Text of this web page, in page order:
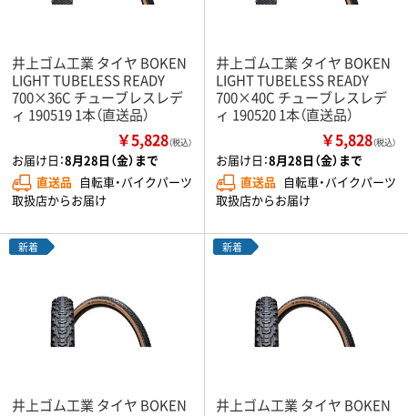
井上ゴム工業 タイヤ BOKEN
LIGHT TUBELESS READY
700×36C チューブレスレデ
ィ 190519 1本（直送品）
￥5,828（税込）
お届け日：8月28日（金）まで
直送品 自転車・バイクパーツ
取扱店からお届け
井上ゴム工業 タイヤ BOKEN
LIGHT TUBELESS READY
700×40C チューブレスレデ
ィ 190520 1本（直送品）
￥5,828（税込）
お届け日：8月28日（金）まで
直送品 自転車・バイクパーツ
取扱店からお届け
新着
井上ゴム工業 タイヤ BOKEN
新着
井上ゴム工業 タイヤ BOKEN